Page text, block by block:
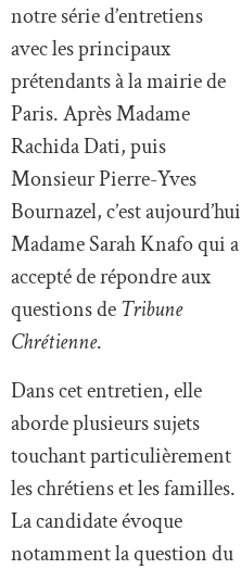
notre série d’entretiens
avec les principaux
prétendants à la mairie de
Paris. Après Madame
Rachida Dati, puis
Monsieur Pierre-Yves
Bournazel, c’est aujourd’hui
Madame Sarah Knafo qui a
accepté de répondre aux
questions deTribune
Chrétienne.
Dans cet entretien, elle
aborde plusieurs sujets
touchant particulièrement
les chrétiens et les familles.
La candidate évoque
notamment la question du